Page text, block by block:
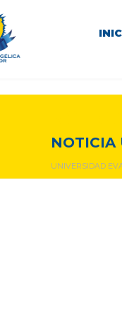
NOTICIA
UNIVERSIDAD